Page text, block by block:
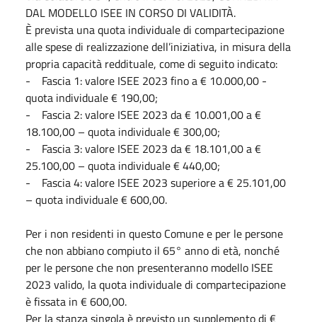
DAL MODELLO ISEE IN CORSO DI VALIDITÀ.
È prevista una quota individuale di compartecipazione
alle spese di realizzazione dell’iniziativa, in misura della
propria capacità reddituale, come di seguito indicato:
- Fascia 1: valore ISEE 2023 fino a € 10.000,00 -
quota individuale € 190,00;
- Fascia 2: valore ISEE 2023 da € 10.001,00 a €
18.100,00 – quota individuale € 300,00;
- Fascia 3: valore ISEE 2023 da € 18.101,00 a €
25.100,00 – quota individuale € 440,00;
- Fascia 4: valore ISEE 2023 superiore a € 25.101,00
– quota individuale € 600,00.
Per i non residenti in questo Comune e per le persone
che non abbiano compiuto il 65° anno di età, nonché
per le persone che non presenteranno modello ISEE
2023 valido, la quota individuale di compartecipazione
è fissata in € 600,00.
Per la stanza singola è previsto un supplemento di €